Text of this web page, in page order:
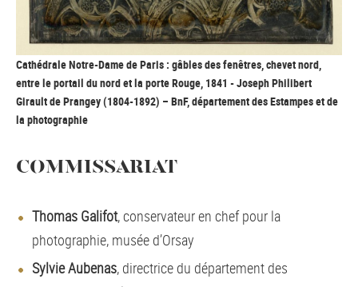
Cathédrale Notre-Dame de Paris : gâbles des fenêtres, chevet nord,
entre le portail du nord et la porte Rouge, 1841 - Joseph Philibert
Girault de Prangey (1804-1892) – BnF, département des Estampes et de
la photographie
COMMISSARIAT
Thomas Galifot, conservateur en chef pour la
photographie, musée d’Orsay
Sylvie Aubenas, directrice du département des